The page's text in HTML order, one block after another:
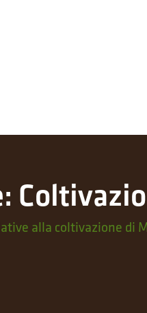
alla coltivazione di